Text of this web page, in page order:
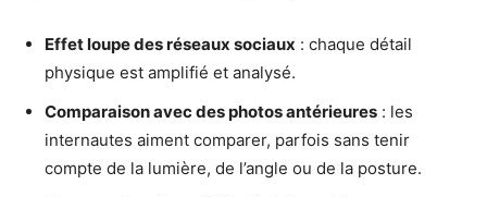
Effet loupe des réseaux sociaux : chaque détail
physique est amplifié et analysé.
Comparaison avec des photos antérieures : les
internautes aiment comparer, parfois sans tenir
compte de la lumière, de l’angle ou de la posture.